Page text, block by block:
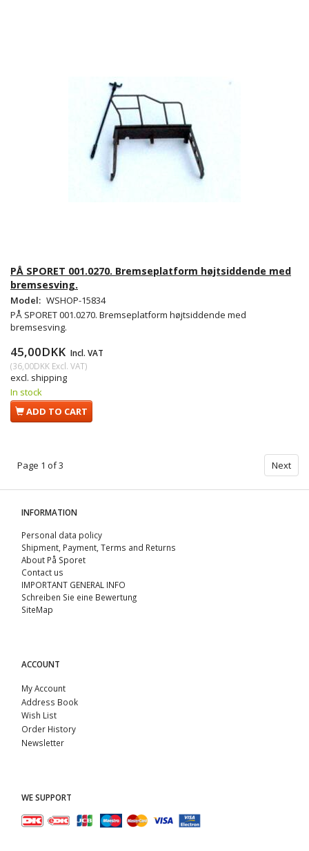
PÅ SPORET 001.0270. Bremseplatform højtsiddende med
bremsesving.
Model: WSHOP-15834
PÅ SPORET 001.0270. Bremseplatform højtsiddende med
bremsesving.
45,00DKK Incl. VAT
(36,00DKK Excl. VAT)
excl. shipping
In stock
ADD TO CART
Page 1 of 3 Next
INFORMATION
Personal data policy
Shipment, Payment, Terms and Returns
About På Sporet
Contact us
IMPORTANT GENERAL INFO
Schreiben Sie eine Bewertung
SiteMap
ACCOUNT
My Account
Address Book
Wish List
Order History
Newsletter
WE SUPPORT